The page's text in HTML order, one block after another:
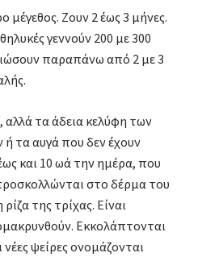
μέγεθος. Ζουν 2 έως 3 μήνες.
γεννούν 200 με 300
παραπάνω από 2 με 3
αλλά τα άδεια κελύφη των
τα αυγά που δεν έχουν
και 10 ωά την ημέρα, που
στο δέρμα του
της τρίχας. Είναι
Εκκολάπτονται
ψείρες ονομάζονται